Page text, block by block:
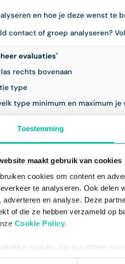
Toestemming
maakt gebruik van cookies
cookies om content en
te analyseren. Ook delen
adverteren en analyse. Deze
of die ze hebben verzameld op
Cookie Policy
cookies zijn essentieel
enkel een informatieplicht. U kunt
en hoe je deze wenst te
contact of groep analyseren?
evaluaties"
rechts bovenaan
type
type minimum en maximum
t.o.v. voorgedefiniëerde
van het formulier.
t.o.v. de geselecteerde
waarde van de
t.o.v. alle clubgegevens": hierbij
het minimum voor het critaria in
door wie de evaluatie dient te zijn
het interval waartussen de